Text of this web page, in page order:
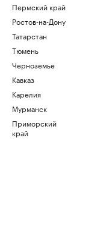
Пермский край
Ростов-на-Дону
Татарстан
Тюмень
Черноземье
Кавказ
Карелия
Мурманск
Приморский
край